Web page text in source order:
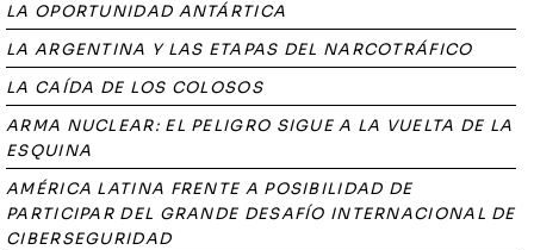
LA OPORTUNIDAD ANTÁRTICA
LA ARGENTINA Y LAS ETAPAS DEL NARCOTRÁFICO
LA CAÍDA DE LOS COLOSOS
ARMA NUCLEAR: EL PELIGRO SIGUE A LA VUELTA DE LA
ESQUINA
AMÉRICA LATINA FRENTE A POSIBILIDAD DE
PARTICIPAR DEL GRANDE DESAFÍO INTERNACIONAL DE
CIBERSEGURIDAD